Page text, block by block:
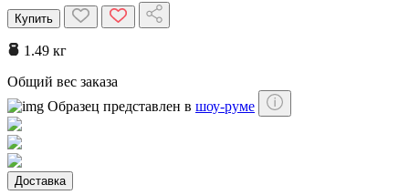
Купить
1.49 кг
Общий вес заказа
Образец представлен в шоу-руме
Доставка